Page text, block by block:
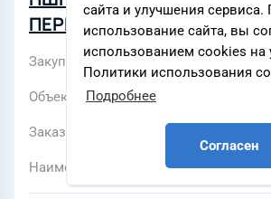
сайта и улучшения
использование сайта, вы
использованием cookies на
Политики использования
Подробнее
Согласен
ПЕРМЬ"
Закупки по разделу КИП и А
Объекты Ярегское месторождение
Заказчик ООО «ЛУКОЙЛ-ПЕРМЬ»
Наименование ЭТП